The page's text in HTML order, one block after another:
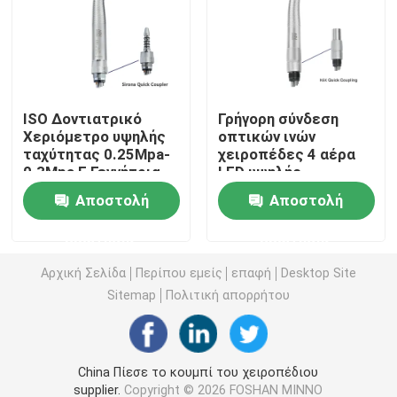
Οδοντιατρική μικροκινητική
Οδοντιατρικό φως LED
Ενέτρηση οδοντικής αναισθησίας
Οδοντική μηχανή μοσχευμάτων
Ενδοδοντικά προϊόντα
Οδοντιατρική μηχανή φωτεινής θεραπείας
ISO Δοντιατρικό
Χεριόμετρο υψηλής
ταχύτητας 0.25Mpa-
0.3Mpa E Γεννήτρια
LED Χεριόμετρο
Αποστολή
Γρήγορη σύνδεση
οπτικών ινών
χειροπέδες 4 αέρα
LED υψηλής
ταχύτητας
χειροπέδιοΑποστολή
Αρχική Σελίδα Περίπου εμείς επαφή
Desktop Site
Sitemap
Πολιτική απορρήτου
China Πίεσε το κουμπί του χειροπέδιου
supplier. Copyright © 2026 FOSHAN MINNO